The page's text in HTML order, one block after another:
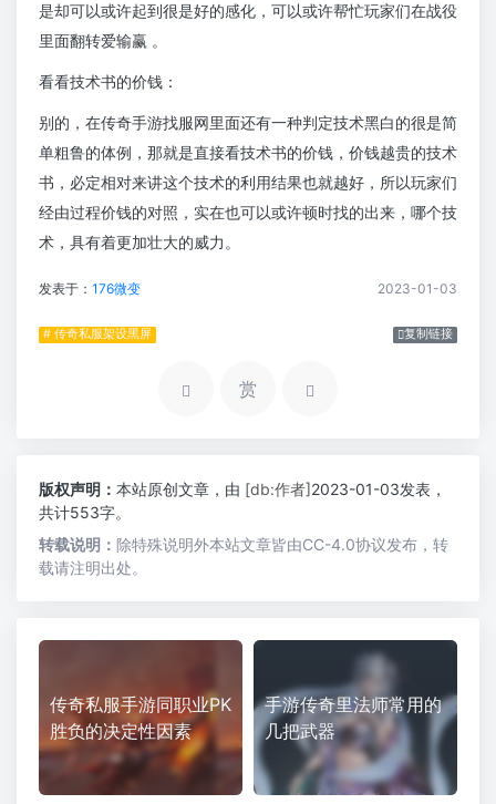
是却可以或许起到很是好的感化，可以或许帮忙玩家们在战役
里面翻转爱输赢 。
看看技术书的价钱：
别的，在传奇手游找服网里面还有一种判定技术黑白的很是简
单粗鲁的体例，那就是直接看技术书的价钱，价钱越贵的技术
书，必定相对来讲这个技术的利用结果也就越好，所以玩家们
经由过程价钱的对照，实在也可以或许顿时找的出来，哪个技
术，具有着更加壮大的威力。
发表于： 176微变 2023-01-03
# 传奇私服架设黑屏 复制链接
赏
版权声明： 本站原创文章，由 [db:作者]2023-01-03发表，
共计553字。
转载说明： 除特殊说明外本站文章皆由CC-4.0协议发布，转
载请注明出处。
传奇私服手游同职业PK
胜负的决定性因素
手游传奇里法师常用的
几把武器